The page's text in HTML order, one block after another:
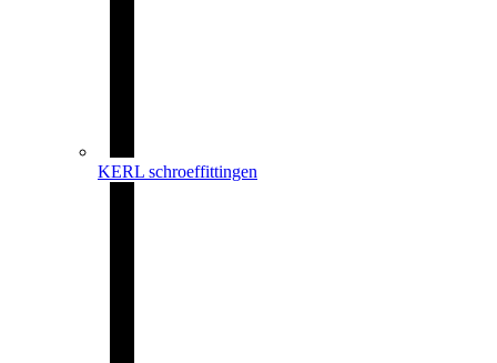
KERL schroeffittingen